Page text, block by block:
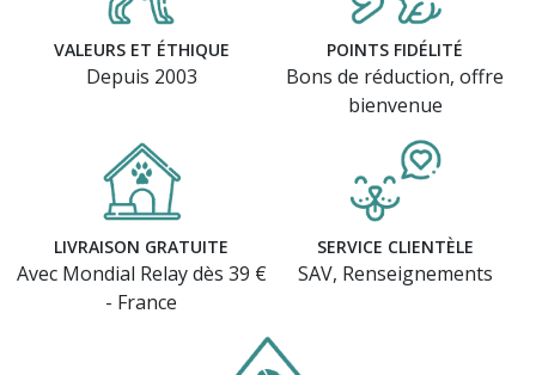
VALEURS ET ÉTHIQUE
Depuis 2003
POINTS FIDÉLITÉ
Bons de réduction, offre
bienvenue
LIVRAISON GRATUITE
Avec Mondial Relay dès 39 €
- France
SERVICE CLIENTÈLE
SAV, Renseignements